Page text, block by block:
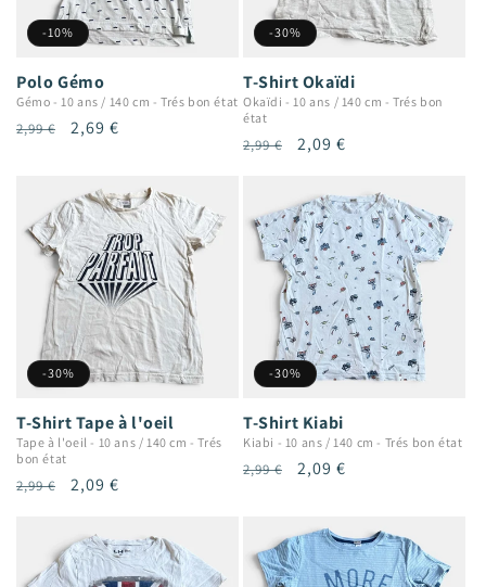
-10%
Polo Gémo
Gémo - 10 ans / 140 cm -Trés bon état
Prix
2,99 €
Prix
2,69 €
-30%
T-Shirt Okaïdi
Okaïdi - 10 ans / 140 cm -Trés bon
état
Prix
2,99 €
Prix
2,09 €
-30%
T-Shirt Tape à l'oeil
Tape à l'oeil - 10 ans / 140 cm -Trés
bon état
Prix
2,99 €
Prix
2,09 €
-30%
T-Shirt Kiabi
Kiabi - 10 ans / 140 cm - Trés bon état
Prix
2,99 €
Prix
2,09 €